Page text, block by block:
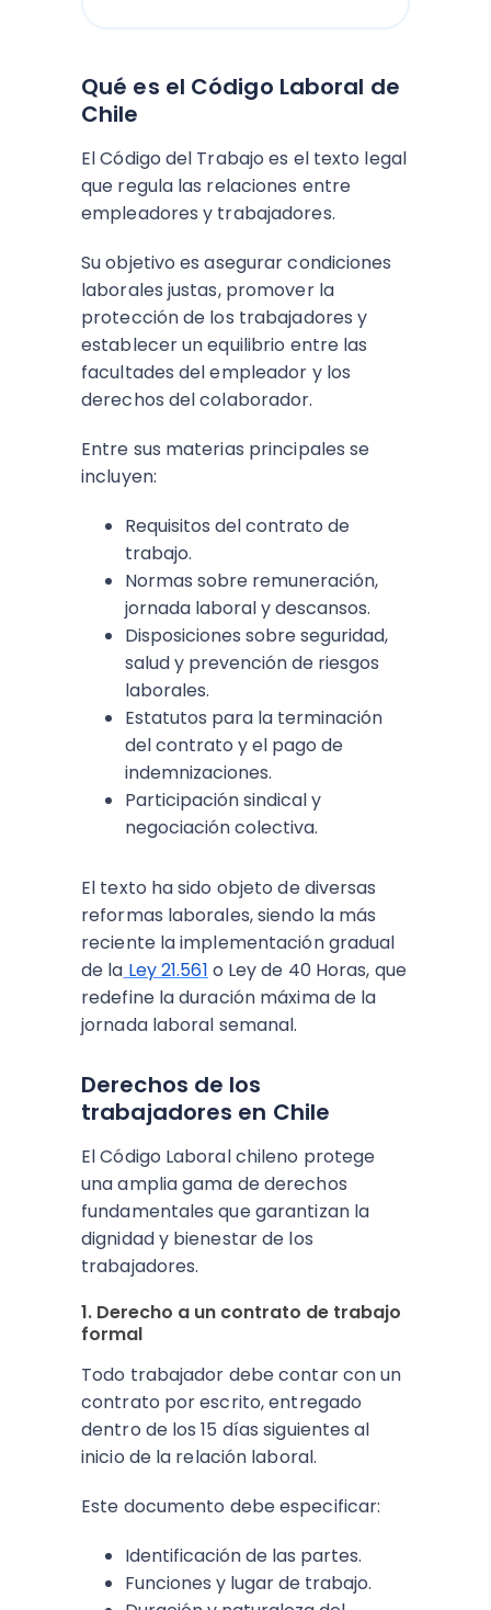
Qué es el Código Laboral de
Chile
El Código del Trabajo es el texto legal
que regula las relaciones entre
empleadores y trabajadores.
Su objetivo es asegurar condiciones
laborales justas, promover la
protección de los trabajadores y
establecer un equilibrio entre las
facultades del empleador y los
derechos del colaborador.
Entre sus materias principales se
incluyen:
Requisitos del contrato de
trabajo.
Normas sobre remuneración,
jornada laboral y descansos.
Disposiciones sobre seguridad,
salud y prevención de riesgos
laborales.
Estatutos para la terminación
del contrato y el pago de
indemnizaciones.
Participación sindical y
negociación colectiva.
El texto ha sido objeto de diversas
reformas laborales, siendo la más
reciente la implementación gradual
de la Ley 21.561 o Ley de 40 Horas, que
redefine la duración máxima de la
jornada laboral semanal.
Derechos de los
trabajadores en Chile
El Código Laboral chileno protege
una amplia gama de derechos
fundamentales que garantizan la
dignidad y bienestar de los
trabajadores.
1. Derecho a un contrato de trabajo
formal
Todo trabajador debe contar con un
contrato por escrito, entregado
dentro de los 15 días siguientes al
inicio de la relación laboral.
Este documento debe especificar:
Identificación de las partes.
Funciones y lugar de trabajo.